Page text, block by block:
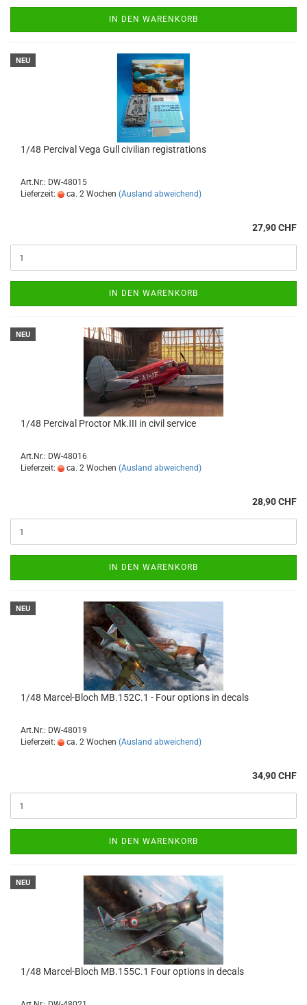
IN DEN WARENKORB
NEU
1/48 Percival Vega Gull civilian registrations
Art.Nr.: DW-48015
Lieferzeit:
ca. 2 Wochen (Ausland abweichend)
27,90 CHF
IN DEN WARENKORB
NEU
1/48 Percival Proctor Mk.III in civil service
Art.Nr.: DW-48016
Lieferzeit:
ca. 2 Wochen (Ausland abweichend)
28,90 CHF
IN DEN WARENKORB
NEU
1/48 Marcel-Bloch MB.152C.1 - Four options in decals
Art.Nr.: DW-48019
Lieferzeit:
ca. 2 Wochen (Ausland abweichend)
34,90 CHF
IN DEN WARENKORB
NEU
1/48 Marcel-Bloch MB.155C.1 Four options in decals